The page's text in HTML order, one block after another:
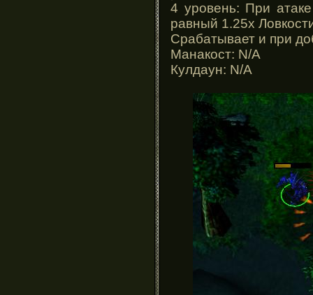
4 уровень: При
равный 1.25х
Срабатывает и при
Манакост: N/A
Кулдаун: N/A